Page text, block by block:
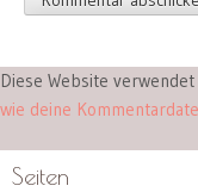
Diese Website
wie deine
Seiten